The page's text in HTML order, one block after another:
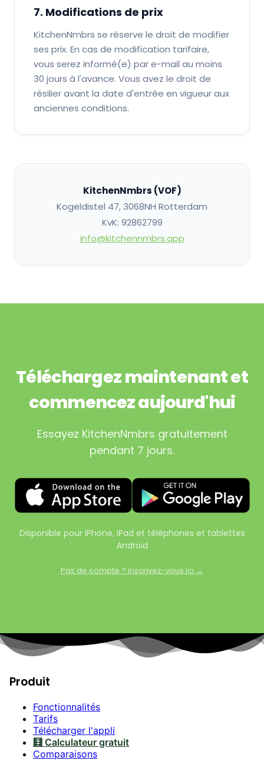
7. Modifications de prix
KitchenNmbrs se réserve le droit de modifier
ses prix. En cas de modification tarifaire,
vous serez informé(e) par e-mail au moins
30 jours à l'avance. Vous avez le droit de
résilier avant la date d'entrée en vigueur aux
anciennes conditions.
KitchenNmbrs (VOF)
Kogeldistel 47, 3068NH Rotterdam
KvK: 92862799
info@kitchennmbrs.app
Téléchargez maintenant et
commencez aujourd'hui
Essayez KitchenNmbrs gratuitement
pendant 7 jours.
Disponible pour iPhone, iPad et téléphones et tablettes
Android
Pas de compte ? Inscrivez-vous ici →
Produit
Fonctionnalités
Tarifs
Télécharger l'appli
🧮 Calculateur gratuit
Comparaisons